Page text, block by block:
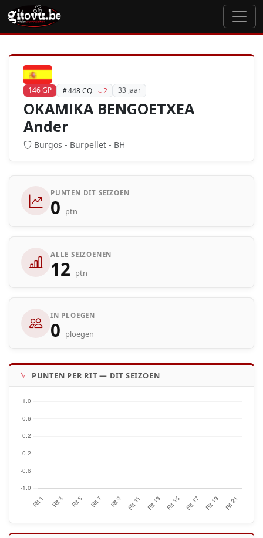
146 GP 448 CQ 2 33 jaar
OKAMIKA BENGOETXEA
Ander
Burgos - Burpellet - BH
PUNTEN DIT SEIZOEN
0 ptn
ALLE SEIZOENEN
12 ptn
IN PLOEGEN
0 ploegen
PUNTEN PER RIT — DIT SEIZOEN